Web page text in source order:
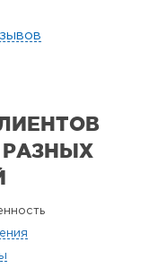
РАЗНЫХ